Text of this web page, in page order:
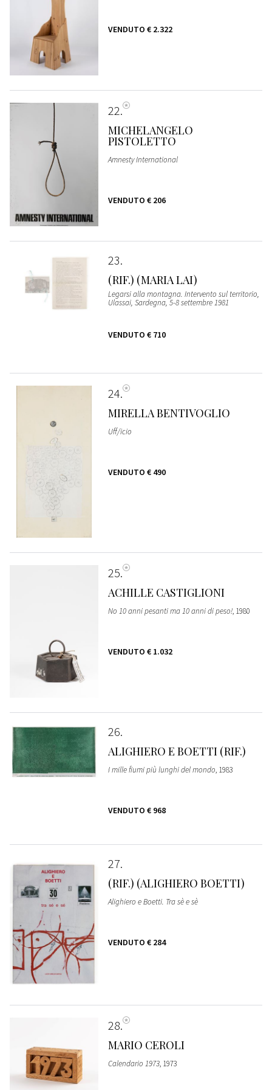
VENDUTO € 2.322
22
MICHELANGELO
PISTOLETTO
Amnesty International
VENDUTO € 206
23
(RIF.) (MARIA LAI)
Legarsi alla montagna. Intervento sul territorio,
Ulassai, Sardegna, 5-8 settembre 1981
VENDUTO € 710
24
MIRELLA BENTIVOGLIO
Uff/icio
VENDUTO € 490
25
ACHILLE CASTIGLIONI
No 10 anni pesanti ma 10 anni di peso!, 1980
VENDUTO € 1.032
26
ALIGHIERO E BOETTI (RIF.)
I mille fiumi più lunghi del mondo, 1983
VENDUTO € 968
27
(RIF.) (ALIGHIERO BOETTI)
Alighiero e Boetti. Tra sè e sè
VENDUTO € 284
28
MARIO CEROLI
Calendario 1973, 1973